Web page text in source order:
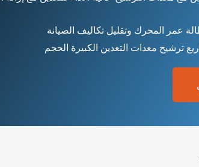
عمر المحرك وتقليل تكاليف الصيانة
ترشيح معدات التعدين الكبيرة الحجم